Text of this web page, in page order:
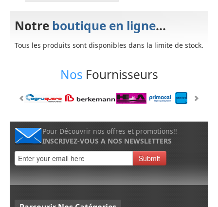
Notre boutique en ligne...
Tous les produits sont disponibles dans la limite de stock.
Nos Fournisseurs
Pour Découvrir nos offres et promotions!!
INSCRIVEZ-VOUS A NOS NEWSLETTERS
Submit